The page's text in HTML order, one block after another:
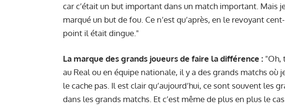
car c’était un but important dans un match important. Mais
marqué un but de fou. Ce n’est qu’après, en le revoyant
point il était dingue."
La marque des grands joueurs de faire la différence : "Oh,
au Real ou en équipe nationale, il y a des grands matchs où
le cache pas. Il est clair qu’aujourd’hui, ce sont souvent les
dans les grands matchs. Et c’est même de plus en plus le